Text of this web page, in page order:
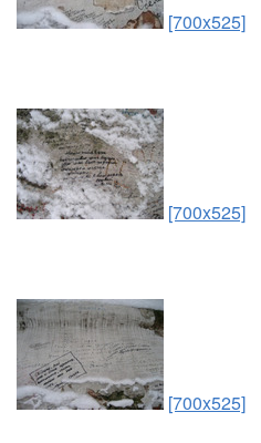
[700x525]
[700x525]
[700x525]